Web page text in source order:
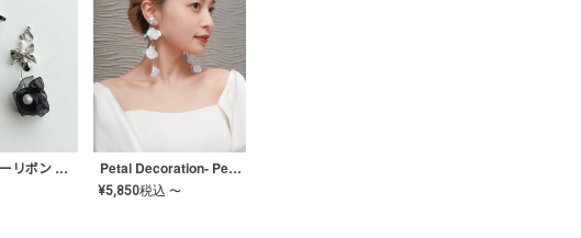
オーガンジーリボン バレリーナイヤリング&ピアス【Black】〈PV-COER-11〉 Petal Decoration- Pearl【JA-COER-3】
¥5,850税込 〜